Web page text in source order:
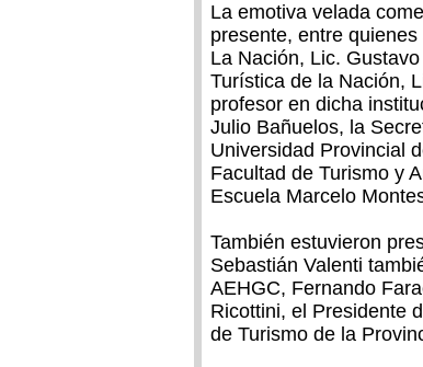
La emotiva velada
presente, entre
La Nación, Lic.
Turística de la Nación,
profesor en dicha
Julio Bañuelos, la
Universidad Provincial
Facultad de Turismo y
Escuela Marcelo
También estuvieron
Sebastián Valenti
AEHGC, Fernando
Ricottini, el Presidente
de Turismo de la